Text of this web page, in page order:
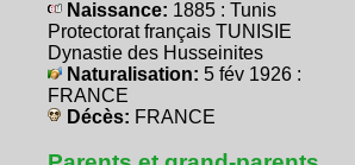
Naissance: 1885 : Tunis
Protectorat français TUNISIE
Dynastie des Husseinites
Naturalisation: 5 fév 1926 :
FRANCE
Décès: FRANCE